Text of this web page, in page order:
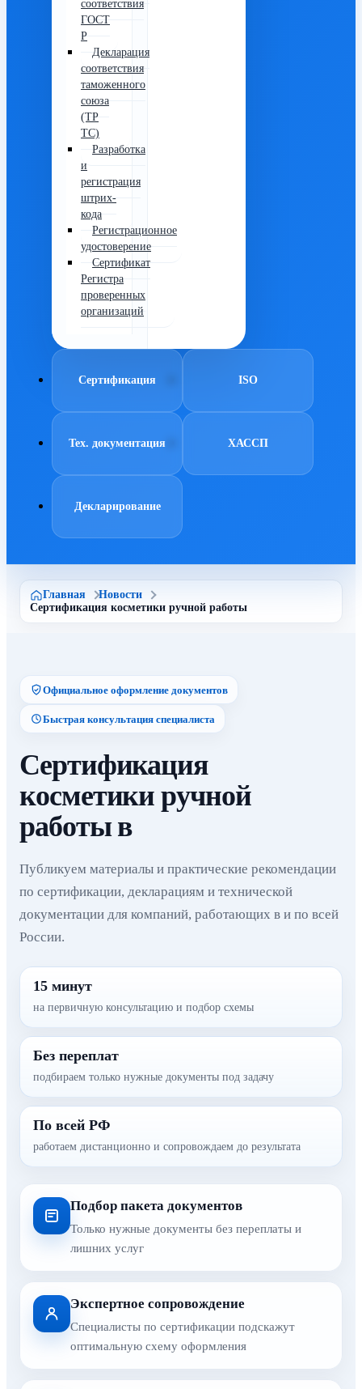
соответствия
ГОСТ
Р
Декларация
соответствия
таможенного
союза
(ТР
ТС)
Разработка
и
регистрация
штрих-
кода
Регистрационное
удостоверение
Сертификат
Регистра
проверенных
организаций
Сертификация ISO
Тех. документация ХАССП
Декларирование
Главная
Новости
Сертификация косметики ручной работы
Официальное оформление документов
Быстрая консультация специалиста
Сертификация
косметики ручной
работы в
Публикуем материалы и практические рекомендации
по сертификации, декларациям и технической
документации для компаний, работающих в и по всей
России.
15 минут
на первичную консультацию и подбор схемы
Без переплат
подбираем только нужные документы под задачу
По всей РФ
работаем дистанционно и сопровождаем до результата
Подбор пакета документов
Только нужные документы без переплаты и
лишних услуг
Экспертное сопровождение
Специалисты по сертификации подскажут
оптимальную схему оформления